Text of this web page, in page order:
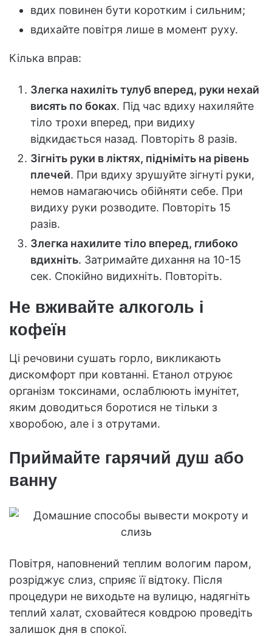
вдих повинен бути коротким і сильним;
вдихайте повітря лише в момент руху.
Кілька вправ:
Злегка нахиліть тулуб вперед, руки нехай
висять по боках. Під час вдиху нахиляйте
тіло трохи вперед, при видиху
відкидається назад. Повторіть 8 разів.
Зігніть руки в ліктях, підніміть на рівень
плечей. При вдиху зрушуйте зігнуті руки,
немов намагаючись обійняти себе. При
видиху руки розводите. Повторіть 15
разів.
Злегка нахилите тіло вперед, глибоко
вдихніть. Затримайте дихання на 10-15
сек. Спокійно видихніть. Повторіть.
Не вживайте алкоголь і
кофеїн
Ці речовини сушать горло, викликають
дискомфорт при ковтанні. Етанол отруює
організм токсинами, ослаблюють імунітет,
яким доводиться боротися не тільки з
хворобою, але і з отрутами.
Приймайте гарячий душ або
ванну
Повітря, наповнений теплим вологим паром,
розріджує слиз, сприяє її відтоку. Після
процедури не виходьте на вулицю, надягніть
теплий халат, сховайтеся ковдрою проведіть
залишок дня в спокої.